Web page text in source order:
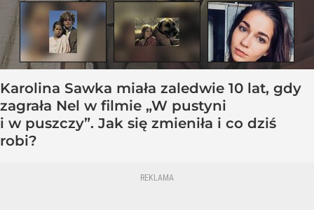
Karolina Sawka miała zaledwie 10 lat, gdy
zagrała Nel w filmie „W pustyni
i w puszczy”. Jak się zmieniła i co dziś
robi?